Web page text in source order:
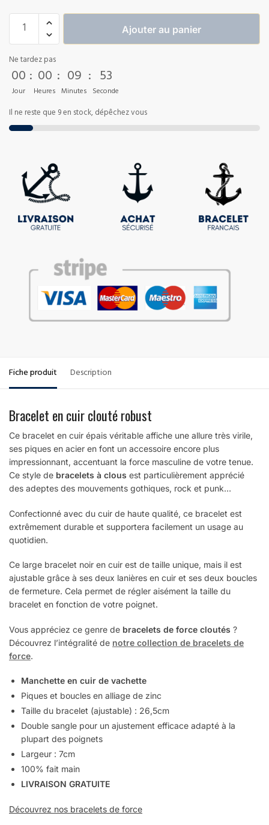
Ajouter au panier
Ne tardez pas
00
Jour
: 00
Heures
: 09
Minutes
: 53
Seconde
Il ne reste que 9 en stock, dépêchez vous
Fiche produit Description
Bracelet en cuir clouté robust
Ce bracelet en cuir épais véritable affiche une allure très virile,
ses piques en acier en font un accessoire encore plus
impressionnant, accentuant la force masculine de votre tenue.
Ce style de bracelets à clous est particulièrement apprécié
des adeptes des mouvements gothiques, rock et punk…
Confectionné avec du cuir de haute qualité, ce bracelet est
extrêmement durable et supportera facilement un usage au
quotidien.
Ce large bracelet noir en cuir est de taille unique, mais il est
ajustable grâce à ses deux lanières en cuir et ses deux boucles
de fermeture. Cela permet de régler aisément la taille du
bracelet en fonction de votre poignet.
Vous appréciez ce genre de bracelets de force cloutés ?
Découvrez l’intégralité de notre collection de bracelets de
force.
Manchette en cuir de vachette
Piques et boucles en alliage de zinc
Taille du bracelet (ajustable) : 26,5cm
Double sangle pour un ajustement efficace adapté à la
plupart des poignets
Largeur : 7cm
100% fait main
LIVRAISON GRATUITE
Découvrez nos bracelets de force